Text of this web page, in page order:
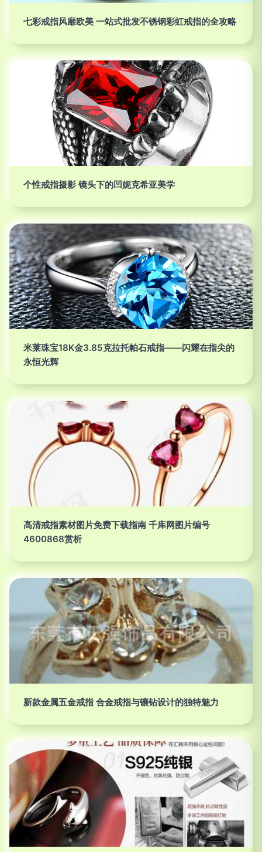
七彩戒指风靡欧美 一站式批发不锈钢彩虹戒指的全攻略
个性戒指摄影 镜头下的凹妮克希亚美学
米莱珠宝18K金3.85克拉托帕石戒指——闪耀在指尖的
永恒光辉
高清戒指素材图片免费下载指南 千库网图片编号
4600868赏析
新款金属五金戒指 合金戒指与镶钻设计的独特魅力